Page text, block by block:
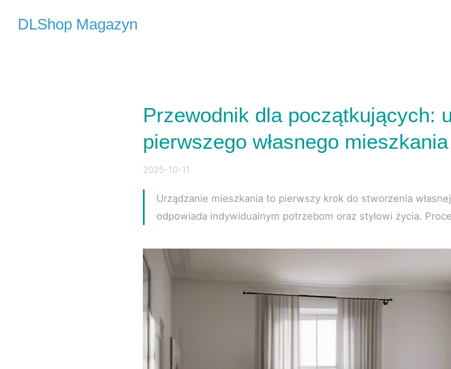
DLShop Magazyn
Przewodnik dla początkujących:
pierwszego własnego mieszkania
2025-10-11
Urządzanie mieszkania to pierwszy krok do stworzenia
odpowiada indywidualnym potrzebom oraz stylowi życia.